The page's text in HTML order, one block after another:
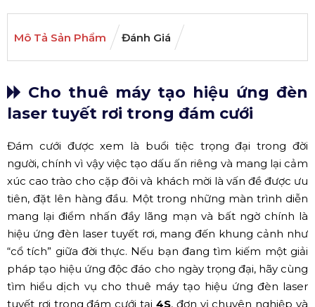
Mô Tả Sản Phẩm Đánh Giá
Cho thuê máy tạo hiệu ứng đèn
laser tuyết rơi trong đám cưới
Đám cưới được xem là buổi tiệc trọng đại trong đời
người, chính vì vậy việc tạo dấu ấn riêng và mang lại cảm
xúc cao trào cho cặp đôi và khách mời là vấn đề được ưu
tiên, đặt lên hàng đầu. Một trong những màn trình diễn
mang lại điểm nhấn đầy lãng mạn và bất ngờ chính là
hiệu ứng đèn laser tuyết rơi, mang đến khung cảnh như
“cổ tích” giữa đời thực. Nếu bạn đang tìm kiếm một giải
pháp tạo hiệu ứng độc đáo cho ngày trọng đại, hãy cùng
tìm hiểu dịch vụ cho thuê máy tạo hiệu ứng đèn laser
tuyết rơi trong đám cưới tại 4S, đơn vị chuyên nghiệp và